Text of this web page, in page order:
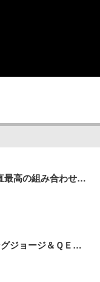
最高の組み合わせ…
グジョージ＆ＱＥ…